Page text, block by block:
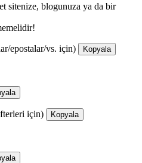
sitenize, blogunuza ya da bir
epostalar/vs. için) Kopyala
için) Kopyala